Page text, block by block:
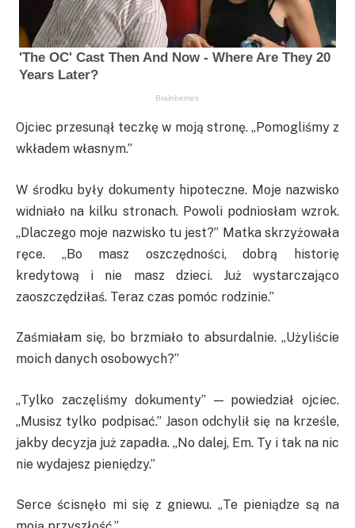
Ojciec przesunął teczkę w moją stronę. „Pomogliśmy z
wkładem własnym.”
W środku były dokumenty hipoteczne. Moje nazwisko
widniało na kilku stronach. Powoli podniosłam wzrok.
„Dlaczego moje nazwisko tu jest?” Matka skrzyżowała
ręce. „Bo masz oszczędności, dobrą historię
kredytową i nie masz dzieci. Już wystarczająco
zaoszczędziłaś. Teraz czas pomóc rodzinie.”
Zaśmiałam się, bo brzmiało to absurdalnie. „Użyliście
moich danych osobowych?”
„Tylko zaczęliśmy dokumenty” — powiedział ojciec.
„Musisz tylko podpisać.” Jason odchylił się na krześle,
jakby decyzja już zapadła. „No dalej, Em. Ty i tak na nic
nie wydajesz pieniędzy.”
Serce ścisnęło mi się z gniewu. „Te pieniądze są na